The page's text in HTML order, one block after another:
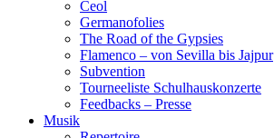
Ceol
Germanofolies
The Road of the Gypsies
Flamenco – von Sevilla bis Jajpur
Subvention
Tourneeliste Schulhauskonzerte
Feedbacks – Presse
Musik